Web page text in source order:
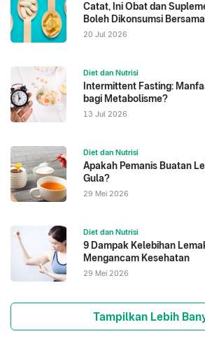
Catat, Ini Obat dan
Boleh Dikonsumsi
20 Jul 2026
Diet dan Nutrisi
Intermittent Fasting:
bagi Metabolisme?
13 Jul 2026
Diet dan Nutrisi
Apakah Pemanis Buatan
Gula?
29 Mei 2026
Diet dan Nutrisi
9 Dampak Kelebihan
Mengancam Kesehatan
29 Mei 2026
Tampilkan Lebih